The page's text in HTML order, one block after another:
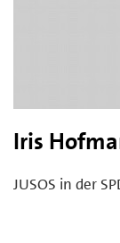
Iris
JUSOS in der